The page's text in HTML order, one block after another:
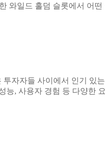
와일드 홀덤 슬롯에서 어
자자들 사이에서 인기
, 사용자 경험 등 다양